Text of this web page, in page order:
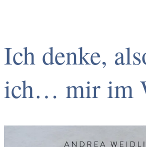
Ich denke,
ich… mir im